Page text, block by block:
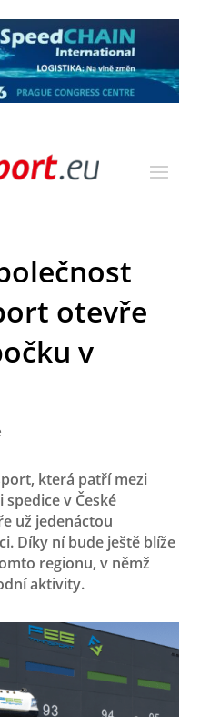
otevře
v
která patří mezi
v České
už jedenáctou
Díky ní bude ještě blíže
regionu, v němž
aktivity.